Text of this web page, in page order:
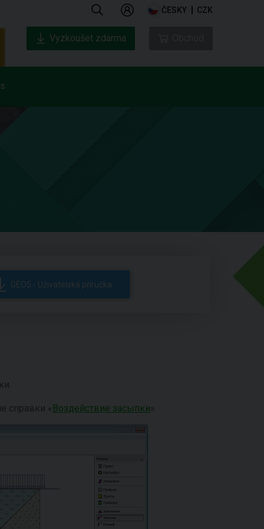
ČESKY CZK
Vyzkoušet zdarma
GEO5 - Uživatelská příručka
справки « Воздействие засыпки ».